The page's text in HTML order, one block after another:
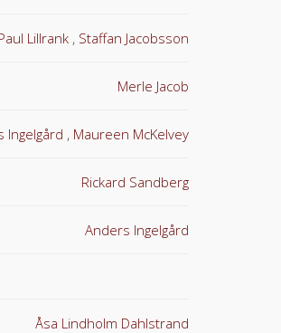
Lillrank Staffan Jacobsson
Merle Jacob
Ingelgård Maureen McKelvey
Rickard Sandberg
Anders Ingelgård
Åsa Lindholm Dahlstrand